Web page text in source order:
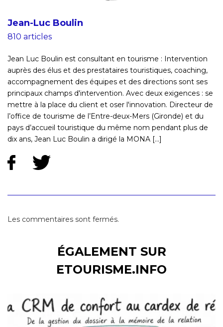
Jean-Luc Boulin
810 articles
Jean Luc Boulin est consultant en tourisme : Intervention
auprès des élus et des prestataires touristiques, coaching,
accompagnement des équipes et des directions sont ses
principaux champs d'intervention. Avec deux exigences : se
mettre à la place du client et oser l'innovation. Directeur de
l’office de tourisme de l’Entre-deux-Mers (Gironde) et du
pays d’accueil touristique du même nom pendant plus de
dix ans, Jean Luc Boulin a dirigé la MONA [...]
Les commentaires sont fermés.
ÉGALEMENT SUR
ETOURISME.INFO